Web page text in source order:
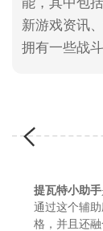
能，其中包
新游戏资讯
拥有一些战
提瓦特小助手
通过这个辅
格，并且还